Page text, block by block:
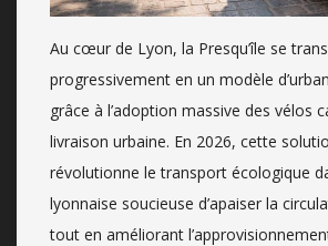
Au cœur de Lyon, la Presqu’île se
progressivement en un modèle
grâce à l’adoption massive des vélos
livraison urbaine. En 2026, cette
révolutionne le transport écologique
lyonnaise soucieuse d’apaiser la
tout en améliorant